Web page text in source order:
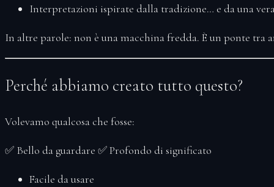
Interpretazioni ispirate dalla tradizione… e da una
In altre parole: non è una macchina fredda. È un ponte tra
Perché abbiamo creato tutto questo?
Volevamo qualcosa che fosse:
✅ Bello da guardare ✅ Profondo di significato
Facile da usare